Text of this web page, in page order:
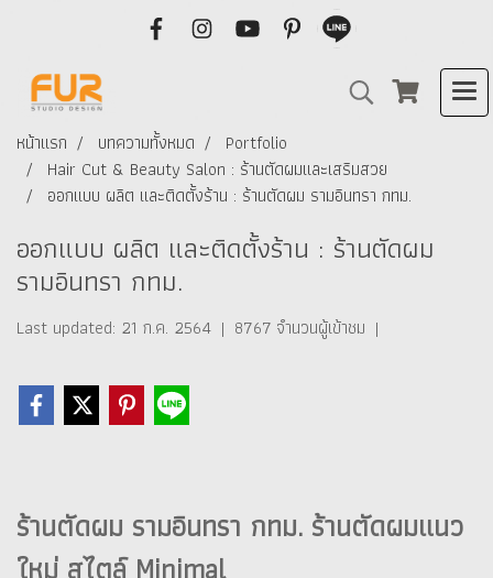
หน้าแรก บทความทั้งหมด
Portfolio
Hair Cut & Beauty Salon : ร้านตัดผมและเสริมสวย
ออกแบบ ผลิต และติดตั้งร้าน : ร้านตัดผม รามอินทรา กทม.
ออกแบบ ผลิต และติดตั้งร้าน : ร้านตัดผม
รามอินทรา กทม.
Last updated: 21 ก.ค. 2564 | 8767 จำนวนผู้เข้าชม |
ร้านตัดผม รามอินทรา กทม. ร้านตัดผมแนว
ใหม่ สไตล์ Minimal